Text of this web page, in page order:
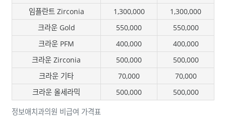
정보애치과의원 비급여 가격표
임플란트 Zirconia 1,300,000
1,300,000
크라운 Gold
550,000
550,000
크라운 PFM
400,000
400,000
크라운 Zirconia
500,000
500,000
크라운 기타
70,000
70,000
크라운 올세라믹
500,000 500,000